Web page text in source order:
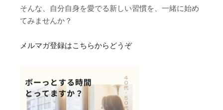
そんな、自分自身を愛でる新しい習慣を、一緒に始め
てみませんか？
メルマガ登録はこちらからどうぞ